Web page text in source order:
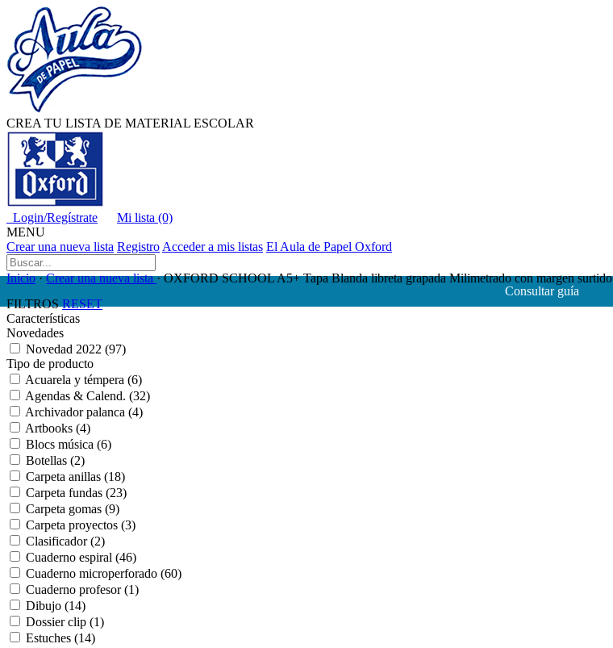
CREA TU LISTA DE MATERIAL ESCOLAR
Login/Regístrate
Mi lista (0)
MENU
Crear una nueva lista Registro Acceder a mis listas El Aula de Papel Oxford
Inicio·Crear una nueva lista· OXFORD SCHOOL A5+ Tapa Blanda libreta grapada Milimetrado con margen surtido
Consultar guía
FILTROS RESET
Características
Novedades
Novedad 2022 (97)
Tipo de producto
Acuarela y témpera (6)
Agendas & Calend. (32)
Archivador palanca (4)
Artbooks (4)
Blocs música (6)
Botellas (2)
Carpeta anillas (18)
Carpeta fundas (23)
Carpeta gomas (9)
Carpeta proyectos (3)
Clasificador(2)
Cuaderno espiral (46)
Cuaderno microperforado (60)
Cuaderno profesor(1)
Dibujo (14)
Dossier clip (1)
Estuches (14)